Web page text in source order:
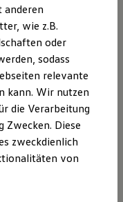
wie z.B.
oder
sodass
relevante
kann. Wir nutzen
die Verarbeitung
Zwecken. Diese
zweckdienlich
von